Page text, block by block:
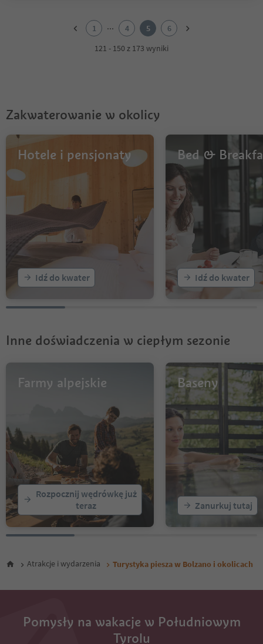
1 ... 4 5
6
121 - 150 z 173 wyniki
Zakwaterowanie w okolicy
Hotele i pensjonaty
Idź do kwater
Bed &
Idź do kwater
Inne doświadczenia w ciepłym sezonie
Farmy alpejskie
Rozpocznij wędrówkę już
teraz
Baseny
Zanurkuj tutaj
Atrakcje i wydarzenia Turystyka piesza w Bolzano i okolicach
Pomysły na wakacje w Południowym
Tyrolu